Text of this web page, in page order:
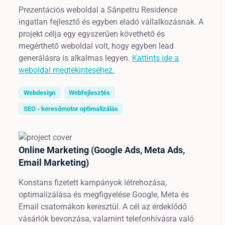
Prezentációs weboldal a Sânpetru Residence
ingatlan fejlesztő és egyben eladó vállalkozásnak. A
projekt célja egy egyszerűen követhető és
megérthető weboldal volt, hogy egyben lead
generálásra is alkalmas legyen. Kattints ide a
weboldal megtekintéséhez.
Webdesign Webfejlesztés
SEO - keresőmotor optimalizálás
Online Marketing (Google Ads, Meta Ads,
Email Marketing)
Konstans fizetett kampányok létrehozása,
optimalizálása és megfigyelése Google, Meta és
Email csatornákon keresztül. A cél az érdeklődő
vásárlók bevonzása, valamint telefonhívásra való